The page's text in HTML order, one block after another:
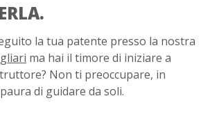
la tua patente presso la nostra
ma hai il timore di iniziare a
Non ti preoccupare, in
di guidare da soli.